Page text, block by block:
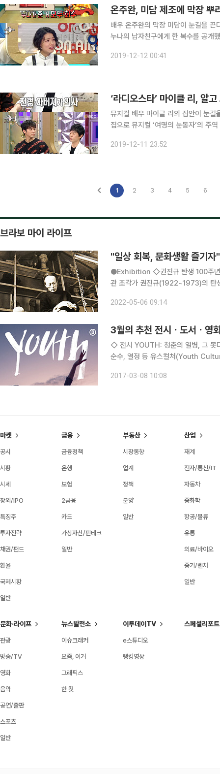
온주완, 미담 제조에 막장
배우 온주완의 막장 미담이 눈길을 끈다. 11일 방송된 ‘라디오스타’에서는 온주완이 출연해
누나의 남자친구에게 한 복수를 공개했다. 이날 온주완은 외국인 성추행범을 잡고 저혈당
2019-12-12 00:41
‘라디오스타’ 마이클 리, 알
뮤지컬 배우 마이클 리의 집안이 눈길을 끈다. 11일 방송된 ‘라디오스타’에서는 ‘
집으로 뮤지컬 ‘여명의 눈동자’의 주
취미로 다루는 정도였지 노래를 직
2019-12-11 23:52
1 2 3 4 5 6
브라보 마이 라이프
"일상 회복, 문화생활 즐기
●Exhibition ◇권진규 탄생 100주년 기념 - 노실의 천사 일정 5월 22일까지 장소 서울시립미술
관 조각가 권진규(1922~1973)의 탄생 100주년을 맞아 대규모 전시 ‘노실의 천사’(Angel of
거미가 있는 방,
2022-05-06 09:14
3월의 추천 전시ㆍ도서ㆍ영
◇ 전시 YOUTH: 청춘의 열병, 그 못다 한 이야기 일정 5월 28일까지 장소 디뮤지엄 자유, 반항,
순수, 열정 등 유스컬처(Youth
사진, 그래픽, 영상, 그라피티 작품
2017-03-08 10:08
마켓
공시
시황
시세
장외/IPO
특징주
투자전략
채권/펀드
환율
국제시황
일반
금융
금융정책
은행
보험
2금융
카드
가상자산/핀테크
일반
부동산
시장동향
업계
정책
분양
일반
산업
재계
전자/통신/IT
자동차
중화학
항공/물류
유통
의료/바이오
중기/벤처
일반
문화·라이프
관광
방송/TV
영화
음악
공연/출판
스포츠
일반
뉴스발전소
이슈크래커
요즘, 이거
그래픽스
한 컷
이투데이TV
e스튜디오
랭킹영상
스페셜리포트